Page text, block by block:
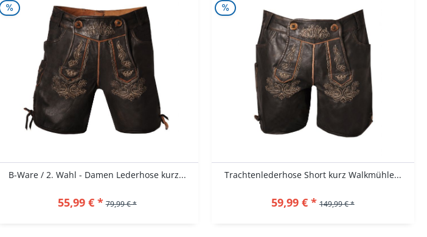
B-Ware / 2. Wahl - Damen Lederhose kurz...
55,99 € * 79,99 € *
Trachtenlederhose Short kurz Walkmühle...
59,99 € * 149,99 € *